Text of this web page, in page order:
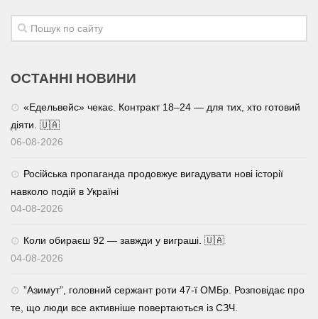
ОСТАННІ НОВИНИ
«Едельвейс» чекає. Контракт 18–24 — для тих, хто готовий
діяти. 🇺🇦
06-08-2026
Російська пропаганда продовжує вигадувати нові історії
навколо подій в Україні
04-08-2026
Коли обираєш 92 — завжди у виграші. 🇺🇦
04-08-2026
⁨”Азимут”, головний сержант роти 47-ї ОМБр. Розповідає про
те, що люди все активніше повертаються із СЗЧ.